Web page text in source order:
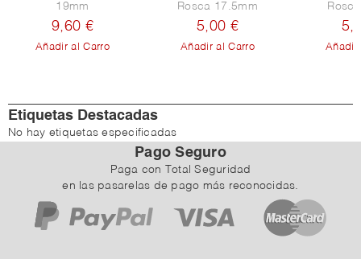
19mm
9,60 €
Añadir al Carro
Rosca 17.5mm
5,00 €
Añadir al Carro Añadir
Etiquetas Destacadas
No hay etiquetas especificadas
Pago Seguro
Paga con Total Seguridad
en las pasarelas de pago más reconocidas.